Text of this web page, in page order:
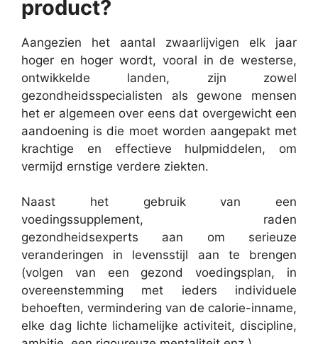
product?
Aangezien het aantal zwaarlijvigen elk jaar
hoger en hoger wordt, vooral in de westerse,
ontwikkelde landen, zijn zowel
gezondheidsspecialisten als gewone mensen
het er algemeen over eens dat overgewicht een
aandoening is die moet worden aangepakt met
krachtige en effectieve hulpmiddelen, om
vermijd ernstige verdere ziekten.
Naast het gebruik van een
voedingssupplement, raden
gezondheidsexperts aan om serieuze
veranderingen in levensstijl aan te brengen
(volgen van een gezond voedingsplan, in
overeenstemming met ieders individuele
behoeften, vermindering van de calorie-inname,
elke dag lichte lichamelijke activiteit, discipline,